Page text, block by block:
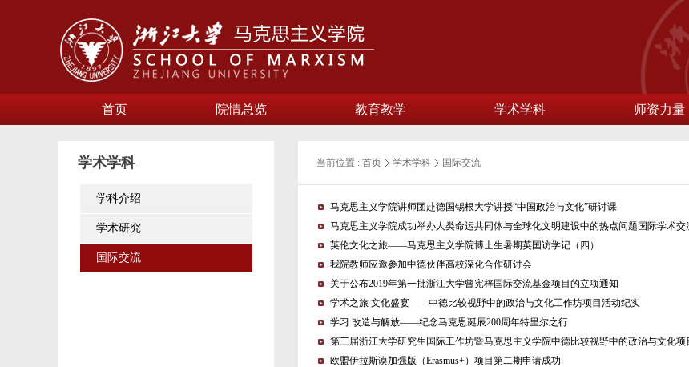
首页 院情总览 教育教学 学术学科 师资力量
学术学科
学科介绍
学术研究
国际交流
当前位置 : 首页 学术学科 国际交流
马克思主义学院讲师团赴德国锡根大学讲授“中国政治与文化”研讨课
马克思主义学院成功举办人类命运共同体与全球化文明建设中的热点问题国际学术交
英伦文化之旅——马克思主义学院博士生暑期英国访学记（四）
我院教师应邀参加中德伙伴高校深化合作研讨会
关于公布2019年第一批浙江大学曾宪梓国际交流基金项目的立项通知
学术之旅 文化盛宴——中德比较视野中的政治与文化工作坊项目活动纪实
学习 改造与解放——纪念马克思诞辰200周年特里尔之行
第三届浙江大学研究生国际工作坊暨马克思主义学院中德比较视野中的政治与文化项
欧盟伊拉斯谟加强版（Erasmus+）项目第二期申请成功